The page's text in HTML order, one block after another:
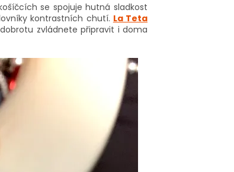
se spojuje hutná sladkost
kontrastních chutí. La Teta
zvládnete připravit i doma